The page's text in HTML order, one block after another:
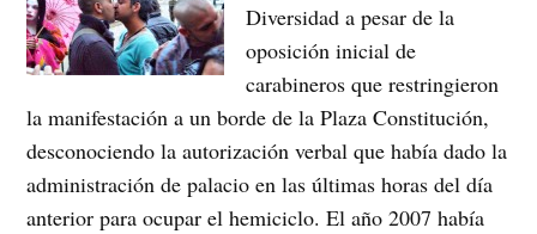
Diversidad a pesar de la
oposición inicial de
carabineros que restringieron
la manifestación a un borde de la Plaza Constitución,
desconociendo la autorización verbal que había dado la
administración de palacio en las últimas horas del día
anterior para ocupar el hemiciclo. El año 2007 había